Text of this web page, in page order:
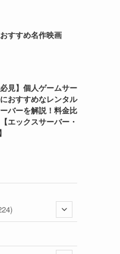
すすめ名作映画
必見】個人ゲームサー
おすすめなレンタル
バーを解説！料金比
エックスサーバー・